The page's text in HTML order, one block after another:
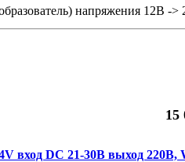
напряжения 12В -
15
вход DC 21-30В выход 220В,